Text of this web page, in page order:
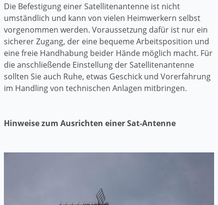
Die Befestigung einer Satellitenantenne ist nicht
umständlich und kann von vielen Heimwerkern selbst
vorgenommen werden. Voraussetzung dafür ist nur ein
sicherer Zugang, der eine bequeme Arbeitsposition und
eine freie Handhabung beider Hände möglich macht. Für
die anschließende Einstellung der Satellitenantenne
sollten Sie auch Ruhe, etwas Geschick und Vorerfahrung
im Handling von technischen Anlagen mitbringen.
Hinweise zum Ausrichten einer Sat-Antenne